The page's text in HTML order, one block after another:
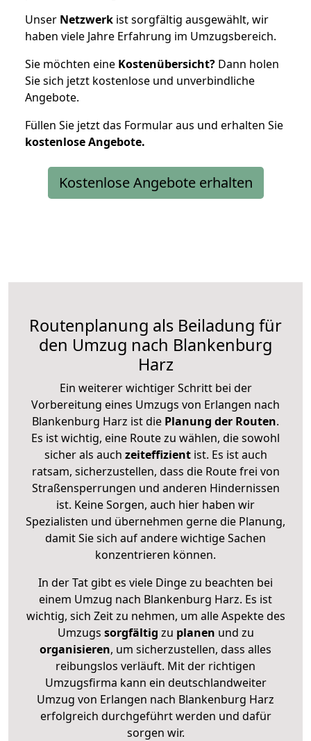
Unser Netzwerk ist sorgfältig ausgewählt, wir
haben viele Jahre Erfahrung im Umzugsbereich.
Sie möchten eine Kostenübersicht? Dann holen
Sie sich jetzt kostenlose und unverbindliche
Angebote.
Füllen Sie jetzt das Formular aus und erhalten Sie
kostenloseAngebote.
Kostenlose Angebote erhalten
Routenplanung als Beiladung für
den Umzug nach Blankenburg
Harz
Ein weiterer wichtiger Schritt bei der
Vorbereitung eines Umzugs von Erlangen nach
Blankenburg Harz ist die Planung der Routen.
Es ist wichtig, eine Route zu wählen, die sowohl
sicher als auch zeiteffizientist. Es ist auch
ratsam, sicherzustellen, dass die Route frei von
Straßensperrungen und anderen Hindernissen
ist. Keine Sorgen, auch hier haben wir
Spezialisten und übernehmen gerne die Planung,
damit Sie sich auf andere wichtige Sachen
konzentrieren können.
In der Tat gibt es viele Dinge zu beachten bei
einem Umzug nach Blankenburg Harz. Es ist
wichtig, sich Zeit zu nehmen, um alle Aspekte des
Umzugs sorgfältig zu planen und zu
organisieren, um sicherzustellen, dass alles
reibungslos verläuft. Mit der richtigen
Umzugsfirma kann ein deutschlandweiter
Umzug von Erlangen nach Blankenburg Harz
erfolgreich durchgeführt werden und dafür
sorgen wir.